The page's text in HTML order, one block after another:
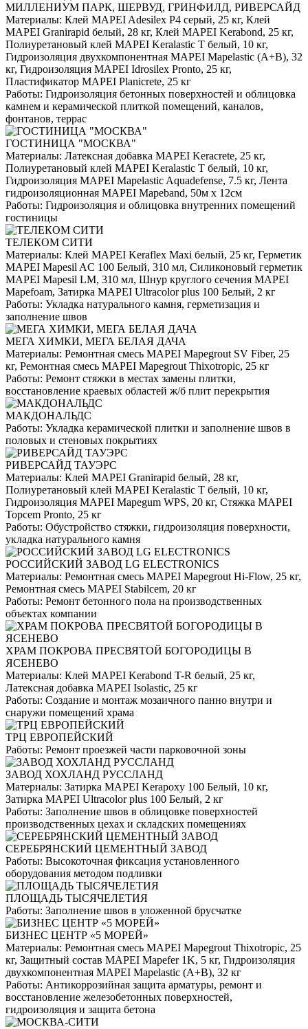
МИЛЛЕНИУМ ПАРК, ШЕРВУД, ГРИНФИЛД, РИВЕРСАЙД
Материалы: Клей MAPEI Adesilex P4 серый, 25 кг, Клей
MAPEI Granirapid белый, 28 кг, Клей MAPEI Kerabond, 25 кг,
Полиуретановый клей MAPEI Keralastic T белый, 10 кг,
Гидроизоляция двухкомпонентная MAPEI Mapelastic (А+B), 32
кг, Гидроизоляция MAPEI Idrosilex Pronto, 25 кг,
Пластификатор MAPEI Planicrete, 25 кг
Работы: Гидроизоляция бетонных поверхностей и облицовка
камнем и керамической плиткой помещений, каналов,
фонтанов, террас
ГОСТИНИЦА "МОСКВА"
Материалы: Латексная добавка MAPEI Keracrete, 25 кг,
Полиуретановый клей MAPEI Keralastic T белый, 10 кг,
Гидроизоляция MAPEI Mapelastic Aquadefense, 7.5 кг, Лента
гидроизоляционная MAPEI Mapeband, 50м x 12см
Работы: Гидроизоляция и облицовка внутренних помещений
гостиницы
ТЕЛЕКОМ СИТИ
Материалы: Клей MAPEI Keraflex Maxi белый, 25 кг, Герметик
MAPEI Mapesil AC 100 Белый, 310 мл, Силиконовый герметик
MAPEI Mapesil LM, 310 мл, Шнур круглого сечения MAPEI
Mapefoam, Затирка MAPEI Ultracolor plus 100 Белый, 2 кг
Работы: Укладка натурального камня, герметизация и
заполнение швов
МЕГА ХИМКИ, МЕГА БЕЛАЯ ДАЧА
Материалы: Ремонтная смесь MAPEI Mapegrout SV Fiber, 25
кг, Ремонтная смесь MAPEI Mapegrout Thixotropic, 25 кг
Работы: Ремонт стяжки в местах замены плитки,
восстановление краевых областей ж/б плит перекрытия
МАКДОНАЛЬДС
Работы: Укладка керамической плитки и заполнение швов в
половых и стеновых покрытиях
РИВЕРСАЙД ТАУЭРС
Материалы: Клей MAPEI Granirapid белый, 28 кг,
Полиуретановый клей MAPEI Keralastic T белый, 10 кг,
Гидроизоляция MAPEI Mapegum WPS, 20 кг, Стяжка MAPEI
Topcem Pronto, 25 кг
Работы: Обустройство стяжки, гидроизоляция поверхности,
укладка натурального камня
РОССИЙСКИЙ ЗАВОД LG ELECTRONICS
Материалы: Ремонтная смесь MAPEI Mapegrout Hi-Flow, 25 кг,
Ремонтная смесь MAPEI Stabilcem, 20 кг
Работы: Ремонт бетонного пола на производственных
объектах компании
ХРАМ ПОКРОВА ПРЕСВЯТОЙ БОГОРОДИЦЫ В
ЯСЕНЕВО
Материалы: Клей MAPEI Kerabond T-R белый, 25 кг,
Латексная добавка MAPEI Isolastic, 25 кг
Работы: Создание и монтаж мозаичного панно внутри и
снаружи помещений храма
ТРЦ ЕВРОПЕЙСКИЙ
Работы: Ремонт проезжей части парковочной зоны
ЗАВОД ХОХЛАНД РУССЛАНД
Материалы: Затирка MAPEI Kerapoxy 100 Белый, 10 кг,
Затирка MAPEI Ultracolor plus 100 Белый, 2 кг
Работы: Заполнение швов в облицовке поверхностей
производственных цехах и складских помещениях
СЕРЕБРЯНСКИЙ ЦЕМЕНТНЫЙ ЗАВОД
Работы: Высокоточная фиксация установленного
оборудования методом подливки
ПЛОЩАДЬ ТЫСЯЧЕЛЕТИЯ
Работы: Заполнение швов в уложенной брусчатке
БИЗНЕС ЦЕНТР «5 МОРЕЙ»
Материалы: Ремонтная смесь MAPEI Mapegrout Thixotropic, 25
кг, Защитный состав MAPEI Mapefer 1K, 5 кг, Гидроизоляция
двухкомпонентная MAPEI Mapelastic (А+B), 32 кг
Работы: Антикоррозийная защита арматуры, ремонт и
восстановление железобетонных поверхностей,
гидроизоляция и защита бетона